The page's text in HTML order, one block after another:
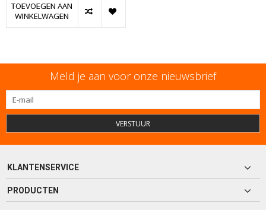
TOEVOEGEN AAN
WINKELWAGEN
Meld je aan voor onze nieuwsbrief
VERSTUUR
KLANTENSERVICE
PRODUCTEN